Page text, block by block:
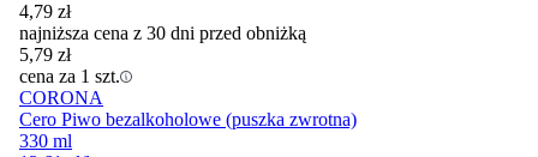
4,79 zł
najniższa cena z 30 dni przed obniżką
5,79 zł
cena za 1 szt.
CORONA
Cero Piwo bezalkoholowe (puszka zwrotna)
330 ml